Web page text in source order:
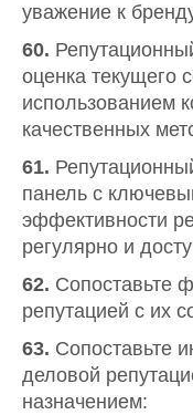
уважение к
60.
оценка текущего
использованием
качественных
61.
панель с
эффективности
регулярно и
62. Сопоставьте
репутацией с их
63. Сопоставьте
деловой
назначением: